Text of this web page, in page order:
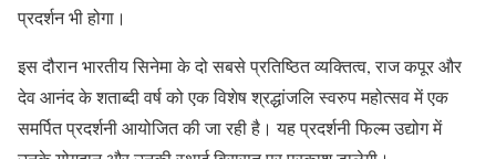
प्रदर्शन भी होगा।
इस दौरान भारतीय सिनेमा के दो सबसे प्रतिष्ठित व्यक्तित्व, राज कपूर और
देव आनंद के शताब्दी वर्ष को एक विशेष श्रद्धांजलि स्वरुप महोत्सव में एक
समर्पित प्रदर्शनी आयोजित की जा रही है। यह प्रदर्शनी फिल्म उद्योग में